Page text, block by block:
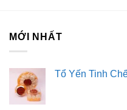
Liên hệ với Sài Gòn O2O
Trang Fanpage Sài Gòn
Hệ thống của chúng
Kim Sài Gòn phân phối
MỚI NHẤT
Tổ Yến Tinh